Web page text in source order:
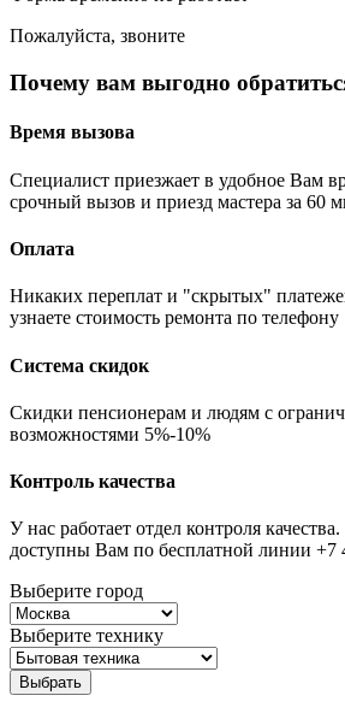
Пожалуйста, звоните
Почему вам выгодно
Время вызова
Специалист приезжает в удобное Вам
срочный вызов и приезд мастера за 60
Оплата
Никаких переплат и "скрытых"
узнаете стоимость ремонта по телефону
Система скидок
Скидки пенсионерам и людям с
возможностями 5%-10%
Контроль качества
У нас работает отдел контроля
доступны Вам по бесплатной линии +7
Выберите город
Выберите технику
Выбрать